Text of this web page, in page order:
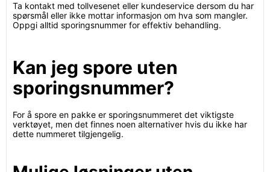
Ta kontakt med tollvesenet eller kundeservice dersom du har
spørsmål eller ikke mottar informasjon om hva som mangler.
Oppgi alltid sporingsnummer for effektiv behandling.
Kan jeg spore uten
sporingsnummer?
For å spore en pakke er sporingsnummeret det viktigste
verktøyet, men det finnes noen alternativer hvis du ikke har
dette nummeret tilgjengelig.